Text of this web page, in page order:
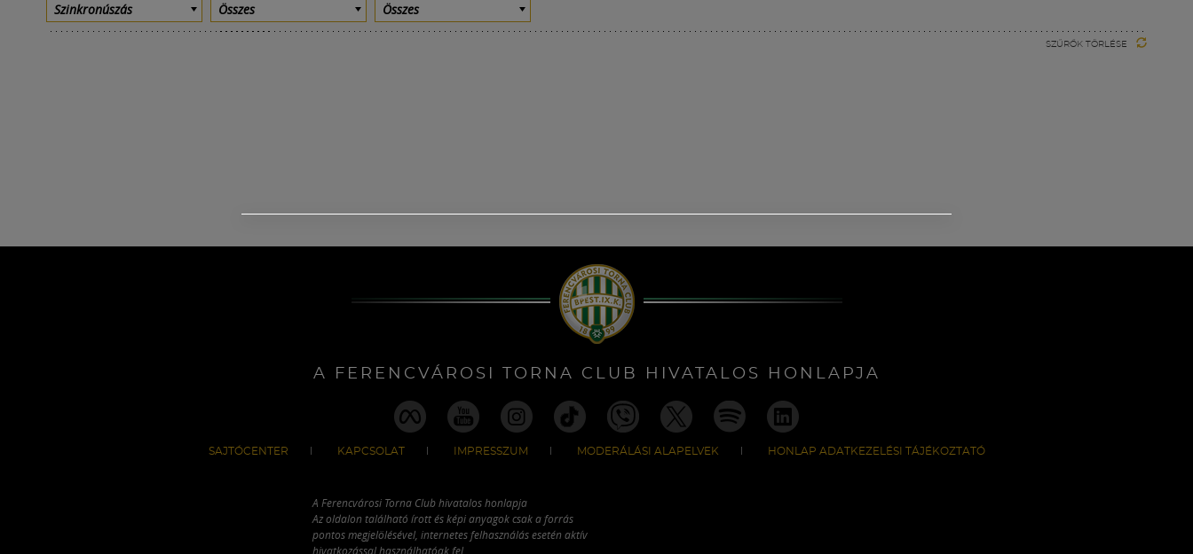
Szinkronúszás Összes Összes
SZŰRŐK TÖRLÉSE
A FERENCVÁROSI TORNA CLUB HIVATALOS HONLAPJA
SAJTÓCENTER KAPCSOLAT IMPRESSZUM MODERÁLÁSI ALAPELVEK HONLAP ADATKEZELÉSI TÁJÉKOZTATÓ
A Ferencvárosi Torna Club hivatalos honlapja
Az oldalon található írott és képi anyagok csak a forrás
pontos megjelölésével, internetes felhasználás esetén aktív
hivatkozással használhatóak fel.